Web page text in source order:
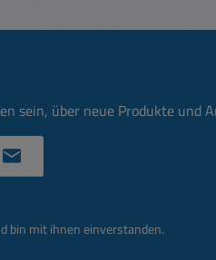
sein, über neue Produkte und
bin mit ihnen einverstanden.